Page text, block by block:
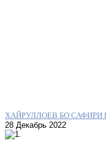
ХАЙРУЛЛОЕВ БО
28 Декабрь 2022